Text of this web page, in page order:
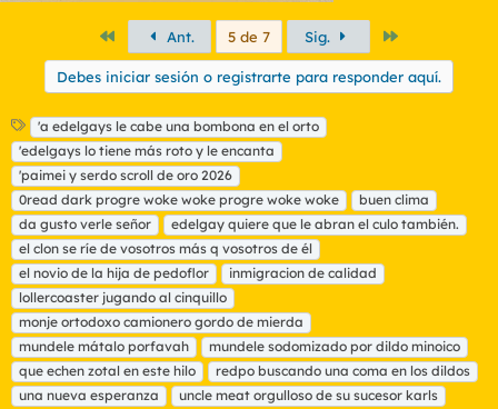
PrimeroAnt. 5 de 7 Sig.
Debes iniciar sesión o registrarte para responder aquí.
E
t
i
q
u
e
t
a
s
'a edelgays le cabe una bombona en el orto
'edelgays lo tiene más roto y le encanta
'paimei y serdo scroll de oro 2026
0read dark progre woke woke progre woke woke
buen clima
da gusto verle señor
edelgay quiere que le abran el culo también.
el clon se ríe de vosotros más q vosotros de él
el novio de la hija de pedoflor
inmigracion de calidad
lollercoaster jugando al cinquillo
monje ortodoxo camionero gordo de mierda
mundele mátalo porfavah
mundele sodomizado por dildo minoico
que echen zotal en este hilo
redpo buscando una coma en los dildos
una nueva esperanza
uncle meat orgulloso de su sucesor karls